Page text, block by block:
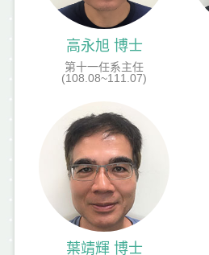
高永旭 博士
第十一任系主任
(108.08~111.07)
葉靖輝 博士